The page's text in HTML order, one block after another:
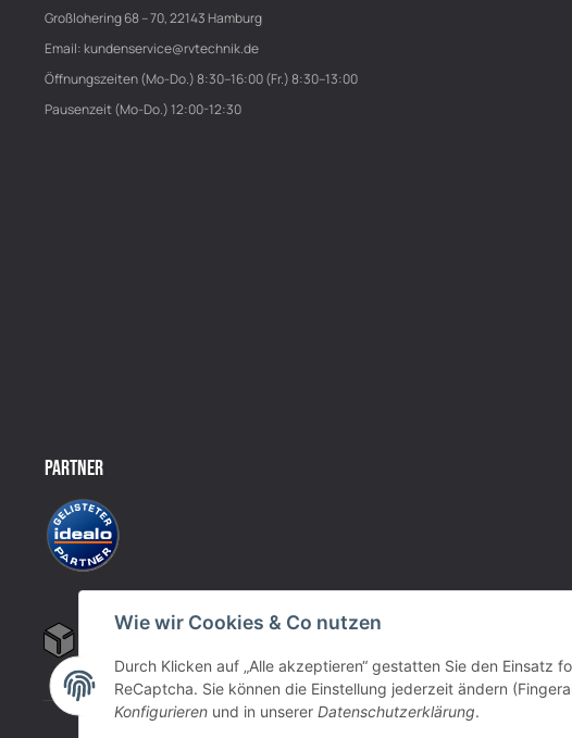
Großlohering 68 – 70, 22143 Hamburg
Email: kundenservice@rvtechnik.de
Öffnungszeiten (Mo-Do.) 8:30–16:00 (Fr.) 8:30–13:00
Pausenzeit (Mo-Do.) 12:00-12:30
PARTNER
Wie wir Cookies & Co nutzen
Durch Klicken auf „Alle akzeptieren“ gestatten Sie den Einsatz
ReCaptcha. Sie können die Einstellung jederzeit ändern
Konfigurieren und in unserer Datenschutzerklärung.